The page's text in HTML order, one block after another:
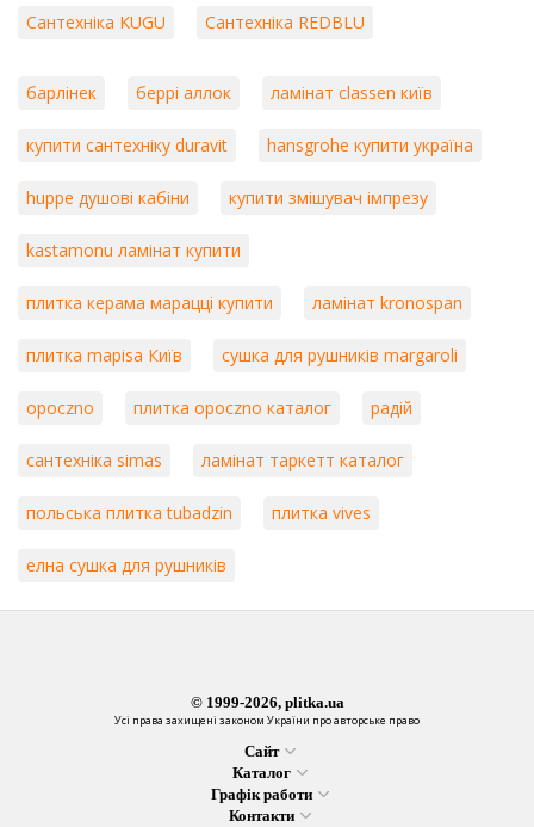
Сантехніка KUGU Сантехніка REDBLU
барлінек беррі аллок ламінат classen київ
купити сантехніку duravit hansgrohe купити україна
huppe душові кабіни купити змішувач імпрезу
kastamonu ламінат купити
плитка керама марацці купити ламінат kronospan
плитка mapisa Київ сушка для рушників margaroli
opoczno плитка opoczno каталог радій
сантехніка simas ламінат таркетт каталог
польська плитка tubadzin плитка vives
елна сушка для рушників
© 1999-2026, plitka.ua
Усі права захищені законом України про авторське право
Сайт
Каталог
Графік работи
Контакти